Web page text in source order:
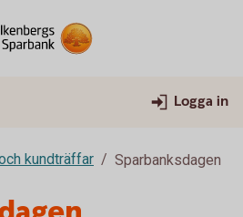
Logga in
kundträffar Sparbanksdagen